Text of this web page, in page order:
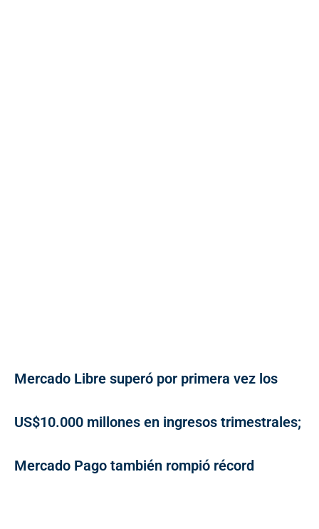
Mercado Libre superó por primera vez los
US$10.000 millones en ingresos trimestrales;
Mercado Pago también rompió récord